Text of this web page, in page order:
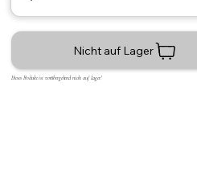
Nicht auf Lager
Dieses Produkt ist vorübergehend nicht auf Lager!